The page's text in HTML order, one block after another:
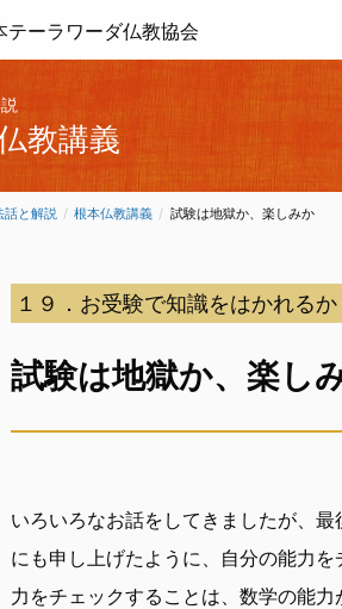
テーラワーダ仏教協会
教講義
話と解説 根本仏教講義 CURRENT:
試験は地獄か、楽しみか
１９．お受験で知識をはかれるか
試験は地獄か、楽し
いろいろなお話をしてきましたが、
にも申し上げたように、自分の能力
力をチェックすることは、数学の能